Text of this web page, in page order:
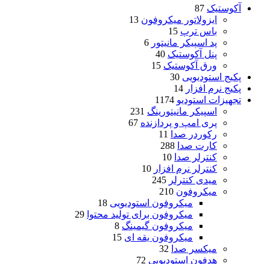
آکوستیک 87
ایزولاتور میکروفون 13
باس ترپ 15
پد اسپیکر مانیتور 6
پنل آکوستیک 40
ورق آکوستیک 15
پکیج استودیویی 30
پکیج نرم افزار 14
تجهیزات استودیو 1174
اسپیکر مانیتورینگ 231
پری امپ و پردازنده 67
رکوردر صدا
11
کارت صدا 288
کنترلر صدا 10
کنترلر نرم افزار 10
میدی کنترلر 245
میکروفون 210
میکروفون استودیویی 18
میکروفون برای تولید محتوا 29
میکروفون گیمینگ 8
میکروفون یقه ای 15
میکسر صدا 32
هدفون استودیویی 72